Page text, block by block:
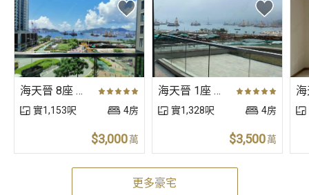
海天晉 8座 高層 A室
實1,153呎 4房
$3,000萬
海天晉 1座 低層 A室
實1,328呎 4房
$3,500萬
更多豪宅